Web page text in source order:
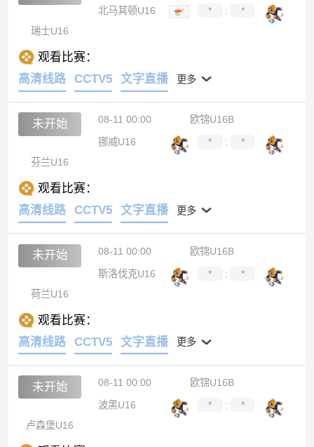
北马其顿U16
* :
*
瑞士U16
观看比赛：
高清线路
CCTV5 文字直播 更多
未开始 08-11 00:00
欧锦U16B
挪威U16
* :
*
芬兰U16
观看比赛：
高清线路
CCTV5 文字直播 更多
未开始 08-11 00:00
欧锦U16B
斯洛伐克U16
* :
*
荷兰U16
观看比赛：
高清线路
CCTV5 文字直播 更多
未开始 08-11 00:00
欧锦U16B
波黑U16
* :
*
卢森堡U16